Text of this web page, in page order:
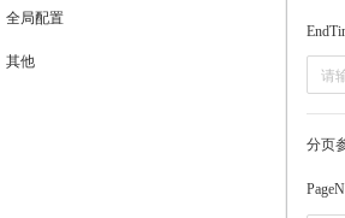
全局配置
其他
分页